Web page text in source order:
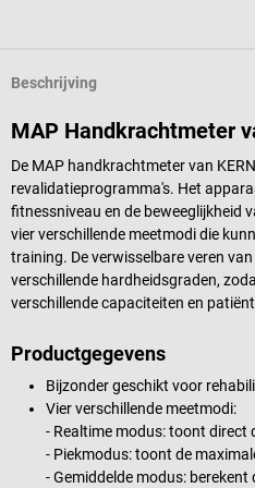
Beschrijving
MAP Handkrachtmeter
De MAP handkrachtmeter van
revalidatieprogramma's. Het
fitnessniveau en de beweeglijkheid
vier verschillende meetmodi die
training. De verwisselbare veren
verschillende hardheidsgraden,
verschillende capaciteiten en
Productgegevens
Bijzonder geschikt voor
Vier verschillende meetmodi:
- Realtime modus: toont direct
- Piekmodus: toont de
- Gemiddelde modus: